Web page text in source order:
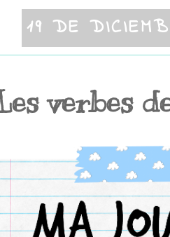
19 DE
verbes